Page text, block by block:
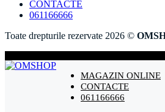
CONTACTE
061166666
Toate drepturile rezervate 2026 ©
MAGAZIN ONLINE
CONTACTE
061166666